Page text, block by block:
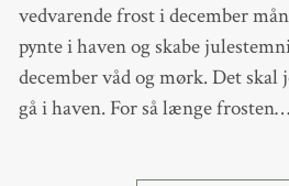
vedvarende frost i december
pynte i haven og skabe
december våd og mørk. Det skal
gå i haven. For så længe frosten…